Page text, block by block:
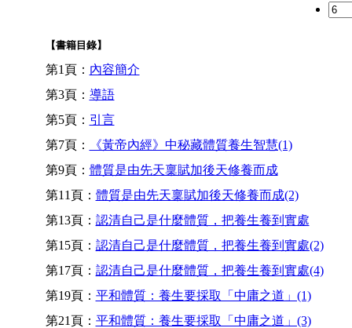
【書籍目錄】
第1頁： 內容簡介
第3頁： 導語
第5頁： 引言
第7頁：
《黃帝內經》中秘藏體質養生智慧(1)
第9頁： 體質是由先天稟賦加後天修養而成
第11頁： 體質是由先天稟賦加後天修養而成(2)
第13頁： 認清自己是什麼體質，把養生養到實處
第15頁： 認清自己是什麼體質，把養生養到實處(2)
第17頁： 認清自己是什麼體質，把養生養到實處(4)
第19頁： 平和體質：養生要採取「中庸之道」(1)
第21頁： 平和體質：養生要採取「中庸之道」(3)